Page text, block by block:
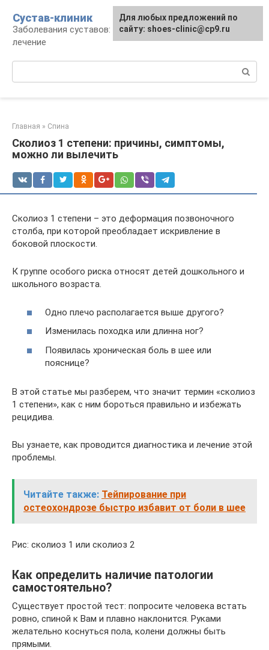
контенту
Сустав-клиник
Заболевания суставов: профилактика и
лечение
Главная » Спина
Сколиоз 1 степени: причины, симптомы,
можно ли вылечить
Сколиоз 1 степени – это деформация позвоночного
столба, при которой преобладает искривление в
боковой плоскости.
К группе особого риска относят детей дошкольного и
школьного возраста.
Одно плечо располагается выше другого?
Изменилась походка или длинна ног?
Появилась хроническая боль в шее или
пояснице?
В этой статье мы разберем, что значит термин «сколиоз
1 степени», как с ним бороться правильно и избежать
рецидива.
Вы узнаете, как проводится диагностика и лечение этой
проблемы.
Читайте также: Тейпирование при
остеохондрозе быстро избавит от боли в шее
Рис: сколиоз 1 или сколиоз 2
Как определить наличие патологии
самостоятельно?
Существует простой тест: попросите человека встать
ровно, спиной к Вам и плавно наклонится. Руками
желательно коснуться пола, колени должны быть
прямыми.
Для любых предложений по
сайту: shoes-clinic@cp9.ru